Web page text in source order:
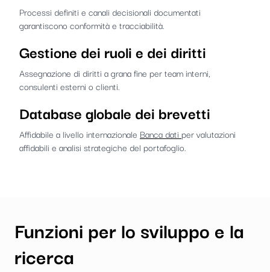
Processi definiti e canali decisionali documentati
garantiscono conformità e tracciabilità.
Gestione dei ruoli e dei diritti
Assegnazione di diritti a grana fine per team interni,
consulenti esterni o clienti.
Database globale dei brevetti
Affidabile a livello internazionale Banca dati per valutazioni
affidabili e analisi strategiche del portafoglio.
Funzioni per lo sviluppo e la
ricerca